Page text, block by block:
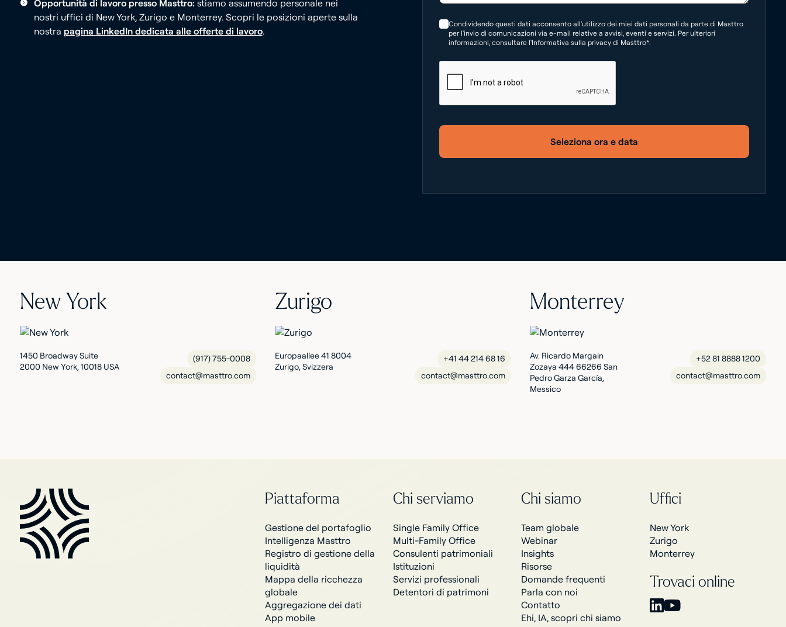
Opportunità di lavoro presso Masttro: stiamo assumendo personale nei
nostri uffici di New York, Zurigo e Monterrey. Scopri le posizioni aperte sulla
nostra pagina LinkedIn dedicata alle offerte di lavoro.
Condividendo questi dati acconsento all'utilizzo dei miei dati personali da parte di Masttro
per l'invio di comunicazioni via e-mail relative a avvisi, eventi e servizi. Per ulteriori
informazioni, consultare l'Informativa sulla privacy di Masttro*.
Seleziona ora e data
New York
1450 Broadway Suite
2000 New York, 10018 USA
(917) 755-0008
contact@masttro.com
Zurigo
Europaallee 41 8004
Zurigo, Svizzera
+41 44 214 68 16
contact@masttro.com
Monterrey
Av. Ricardo Margain
Zozaya 444 66266 San
Pedro Garza García,
Messico
+52 81 8888 1200
contact@masttro.com
Piattaforma
Gestione del portafoglio
Intelligenza Masttro
Registro di gestione della
liquidità
Mappa della ricchezza
globale
Aggregazione dei dati
App mobile
Chi serviamo
Single Family Office
Multi-Family Office
Consulenti patrimoniali
Istituzioni
Servizi professionali
Detentori di patrimoni
Chi siamo
Team globale
Webinar
Insights
Risorse
Domande frequenti
Parla con noi
Contatto
Ehi, IA, scopri chi siamo
Uffici
New York
Zurigo
Monterrey
Trovaci online